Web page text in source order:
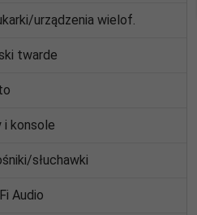
urządzenia wielof.
twarde
i konsole
słuchawki
Audio